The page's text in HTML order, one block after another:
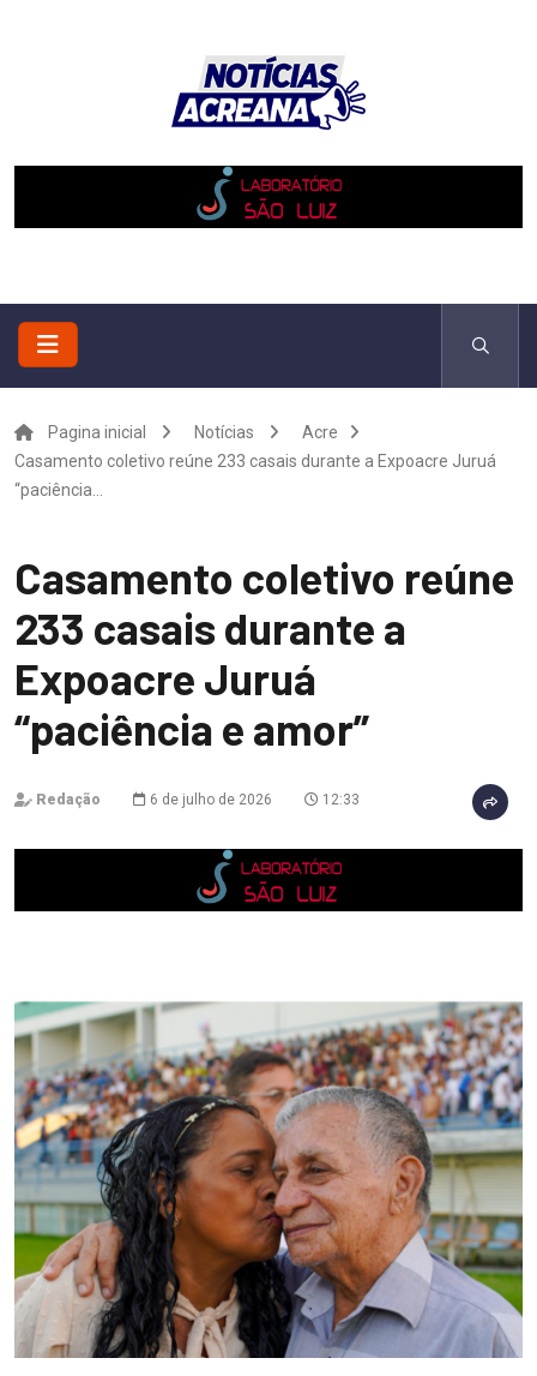
Pagina inicial Notícias
Acre
Casamento coletivo reúne 233 casais durante a Expoacre Juruá
“paciência...
Casamento coletivo reúne
233 casais durante a
Expoacre Juruá
“paciência e amor”
Redação 6 de julho de 2026 12:33